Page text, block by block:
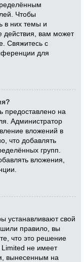
Чтобы
в них темы и
действия, вам может
Свяжитесь с
для
предоставлено на
Администратор
вложений в
что добавлять
групп.
вложения,
устанавливают свой
правило, вы
что это решение
не имеет
вынесенным на